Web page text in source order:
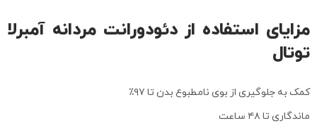
مزایای استفاده از دئودورانت مردانه آمبرلا
توتال
کمک به جلوگیری از بوی نامطبوع بدن تا ۹۷٪
ماندگاری تا ۴۸ ساعت